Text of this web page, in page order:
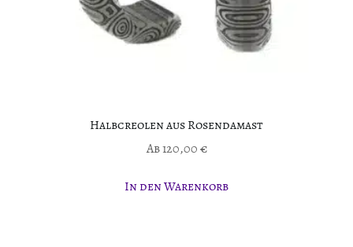
Halbcreolen aus Rosendamast
Ab120,00€
In den Warenkorb